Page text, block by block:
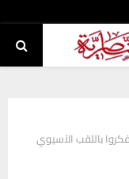
باللقب الآسيوي